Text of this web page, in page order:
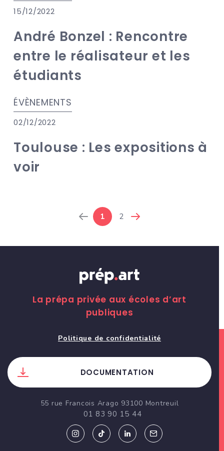
15/12/2022
André Bonzel : Rencontre
entre le réalisateur et les
étudiants
ÉVÈNEMENTS
02/12/2022
Toulouse : Les expositions à
voir
1 2
La prépa privée aux écoles d’art
publiques
Politique de confidentialité
DOCUMENTATION
55 rue Francois Arago 93100 Montreuil
01 83 90 15 44